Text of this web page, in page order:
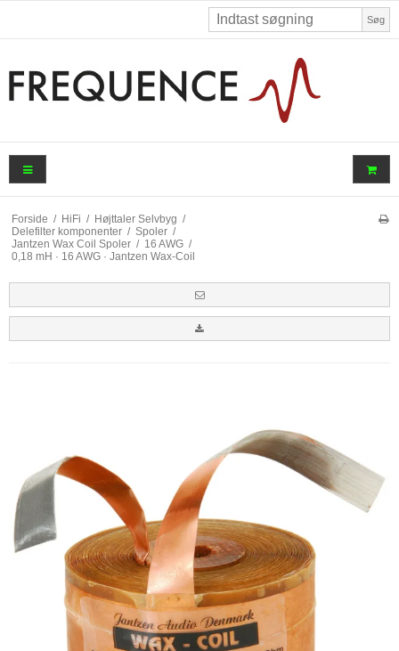
Søg
Forside / HiFi / Højttaler Selvbyg /
Delefilter komponenter / Spoler /
Jantzen Wax Coil Spoler / 16 AWG /
0,18 mH · 16 AWG · Jantzen Wax-Coil